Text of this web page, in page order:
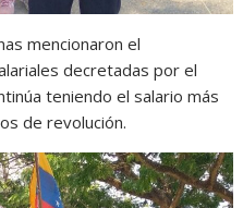
mencionaron el
decretadas por el
teniendo el salario más
de revolución.